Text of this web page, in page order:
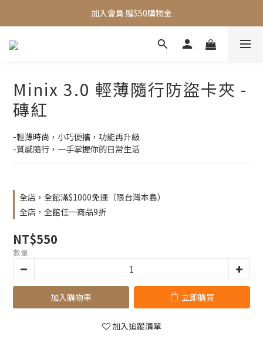
全館滿$1000即享免運
加入會員 贈$50購物金
Minix 3.0 輕薄隨行防盜卡夾 -
磚紅
-輕薄時尚，小巧便攜，功能再升級
-質感隨行，一手掌握你的日常生活
全店，全館滿$1000免運（限台灣本島）
全店，全館任一商品9折
NT$550
數量
加入購物車 立即購買
加入追蹤清單